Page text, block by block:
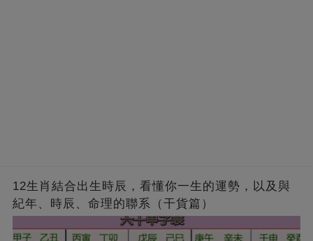
12生肖結合出生時辰，看懂你一生的運勢，以及與
紀年、時辰、命理的聯系（干貨篇）